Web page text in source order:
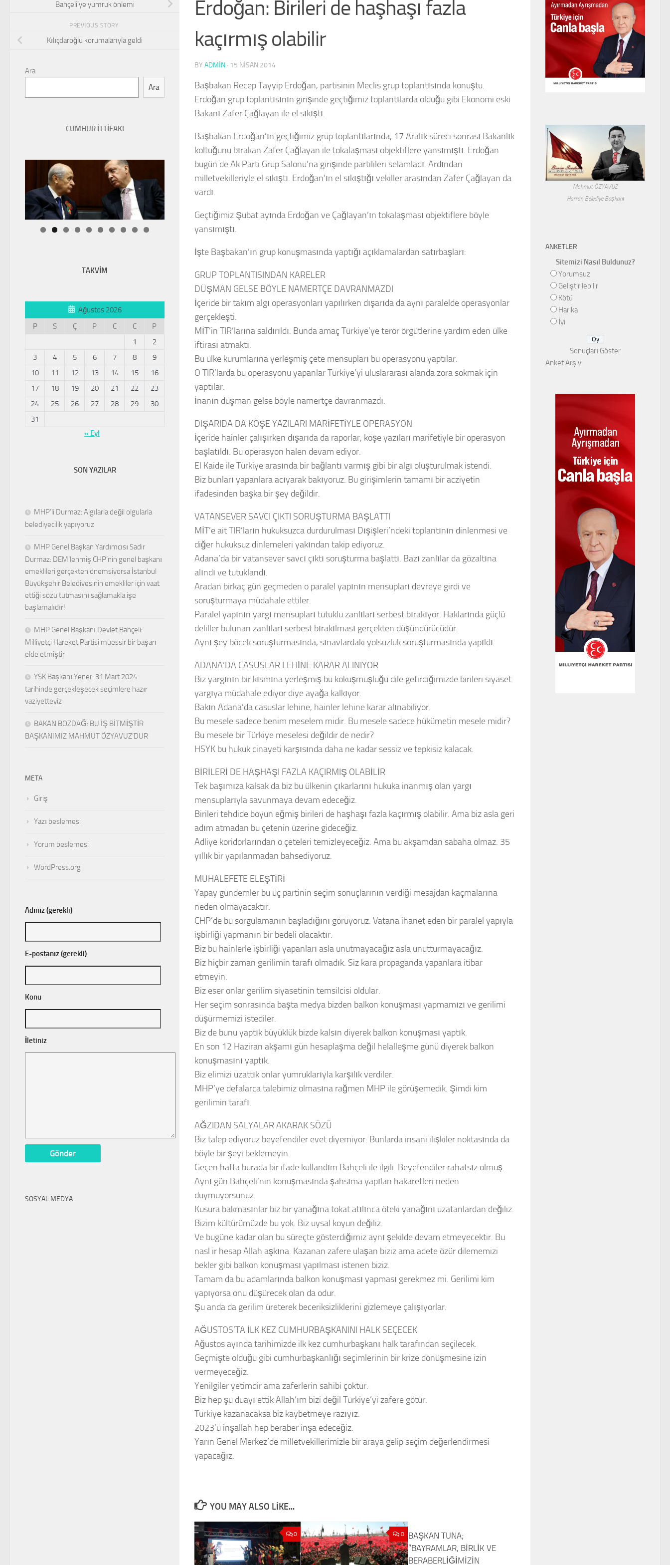
Erdoğan: Birileri de haşhaşı fazla
kaçırmış olabilir
BY ADMIN · 15 NISAN 2014
Başbakan Recep Tayyip Erdoğan, partisinin Meclis grup toplantısında konuştu.
Erdoğan grup toplantısının girişinde geçtiğimiz toplantılarda olduğu gibi Ekonomi eski
Bakanı Zafer Çağlayan ile el sıkıştı.
Başbakan Erdoğan’ın geçtiğimiz grup toplantılarında, 17 Aralık süreci sonrası Bakanlık
koltuğunu bırakan Zafer Çağlayan ile tokalaşması objektiflere yansımıştı. Erdoğan
bugün de Ak Parti Grup Salonu’na girişinde partilileri selamladı. Ardından
milletvekilleriyle el sıkıştı. Erdoğan’ın el sıkıştığı vekiller arasından Zafer Çağlayan da
vardı.
Geçtiğimiz Şubat ayında Erdoğan ve Çağlayan’ın tokalaşması objektiflere böyle
yansımıştı.
İşte Başbakan’ın grup konuşmasında yaptığı açıklamalardan satırbaşları:
GRUP TOPLANTISINDAN KARELER
DÜŞMAN GELSE BÖYLE NAMERTÇE DAVRANMAZDI
İçeride bir takım algı operasyonları yapılırken dışarıda da aynı paralelde operasyonlar
gerçekleşti.
MİT’in TIR’larına saldırıldı. Bunda amaç Türkiye’ye terör örgütlerine yardım eden ülke
iftirası atmaktı.
Bu ülke kurumlarına yerleşmiş çete mensupları bu operasyonu yaptılar.
O TIR’larda bu operasyonu yapanlar Türkiye’yi uluslararası alanda zora sokmak için
yaptılar.
İnanın düşman gelse böyle namertçe davranmazdı.
DIŞARIDA DA KÖŞE YAZILARI MARİFETİYLE OPERASYON
İçeride hainler çalışırken dışarıda da raporlar, köşe yazıları marifetiyle bir operasyon
başlatıldı. Bu operasyon halen devam ediyor.
El Kaide ile Türkiye arasında bir bağlantı varmış gibi bir algı oluşturulmak istendi.
Biz bunları yapanlara acıyarak bakıyoruz. Bu girişimlerin tamamı bir acziyetin
ifadesinden başka bir şey değildir.
VATANSEVER SAVCI ÇIKTI SORUŞTURMA BAŞLATTI
MİT’e ait TIR’ların hukuksuzca durdurulması Dışişleri’ndeki toplantının dinlenmesi ve
diğer hukuksuz dinlemeleri yakından takip ediyoruz.
Adana’da bir vatansever savcı çıktı soruşturma başlattı. Bazı zanlılar da gözaltına
alındı ve tutuklandı.
Aradan birkaç gün geçmeden o paralel yapının mensupları devreye girdi ve
soruşturmaya müdahale ettiler.
Paralel yapının yargı mensupları tutuklu zanlıları serbest bırakıyor. Haklarında güçlü
deliller bulunan zanlıları serbest bırakılması gerçekten düşündürücüdür.
Aynı şey böcek soruşturmasında, sınavlardaki yolsuzluk soruşturmasında yapıldı.
ADANA’DA CASUSLAR LEHİNE KARAR ALINIYOR
Biz yargının bir kısmına yerleşmiş bu kokuşmuşluğu dile getirdiğimizde birileri siyaset
yargıya müdahale ediyor diye ayağa kalkıyor.
Bakın Adana’da casuslar lehine, hainler lehine karar alınabiliyor.
Bu mesele sadece benim meselem midir. Bu mesele sadece hükümetin mesele midir?
Bu mesele bir Türkiye meselesi değildir de nedir?
HSYK bu hukuk cinayeti karşısında daha ne kadar sessiz ve tepkisiz kalacak.
BİRİLERİ DE HAŞHAŞI FAZLA KAÇIRMIŞ OLABİLİR
Tek başımıza kalsak da biz bu ülkenin çıkarlarını hukuka inanmış olan yargı
mensuplarıyla savunmaya devam edeceğiz.
Birileri tehdide boyun eğmiş birileri de haşhaşı fazla kaçırmış olabilir. Ama biz asla geri
adım atmadan bu çetenin üzerine gideceğiz.
Adliye koridorlarından o çeteleri temizleyeceğiz. Ama bu akşamdan sabaha olmaz. 35
yıllık bir yapılanmadan bahsediyoruz.
MUHALEFETE ELEŞTİRİ
Yapay gündemler bu üç partinin seçim sonuçlarının verdiği mesajdan kaçmalarına
neden olmayacaktır.
CHP’de bu sorgulamanın başladığını görüyoruz. Vatana ihanet eden bir paralel yapıyla
işbirliği yapmanın bir bedeli olacaktır.
Biz bu hainlerle işbirliği yapanları asla unutmayacağız asla unutturmayacağız.
Biz hiçbir zaman gerilimin tarafı olmadık. Siz kara propaganda yapanlara itibar
etmeyin.
Biz eser onlar gerilim siyasetinin temsilcisi oldular.
Her seçim sonrasında başta medya bizden balkon konuşması yapmamızı ve gerilimi
düşürmemizi istediler.
Biz de bunu yaptık büyüklük bizde kalsın diyerek balkon konuşması yaptık.
En son 12 Haziran akşamı gün hesaplaşma değil helalleşme günü diyerek balkon
konuşmasını yaptık.
Biz elimizi uzattık onlar yumruklarıyla karşılık verdiler.
MHP’ye defalarca talebimiz olmasına rağmen MHP ile görüşemedik. Şimdi kim
gerilimin tarafı.
AĞZIDAN SALYALAR AKARAK SÖZÜ
Biz talep ediyoruz beyefendiler evet diyemiyor. Bunlarda insani ilişkiler noktasında da
böyle bir şeyi beklemeyin.
Geçen hafta burada bir ifade kullandım Bahçeli ile ilgili. Beyefendiler rahatsız olmuş.
Aynı gün Bahçeli’nin konuşmasında şahsıma yapılan hakaretleri neden
duymuyorsunuz.
Kusura bakmasınlar biz bir yanağına tokat atılınca öteki yanağını uzatanlardan değiliz.
Bizim kültürümüzde bu yok. Biz uysal koyun değiliz.
Ve bugüne kadar olan bu süreçte gösterdiğimiz aynı şekilde devam etmeyecektir. Bu
nasl ir hesap Allah aşkına. Kazanan zafere ulaşan biziz ama adete özür dilememizi
bekler gibi balkon konuşması yapılması istenen biziz.
Tamam da bu adamlarında balkon konuşması yapması gerekmez mi. Gerilimi kim
yapıyorsa onu düşürecek olan da odur.
Şu anda da gerilim üreterek beceriksizliklerini gizlemeye çalışıyorlar.
AĞUSTOS’TA İLK KEZ CUMHURBAŞKANINI HALK SEÇECEK
Ağustos ayında tarihimizde ilk kez cumhurbaşkanı halk tarafından seçilecek.
Geçmişte olduğu gibi cumhurbaşkanlığı seçimlerinin bir krize dönüşmesine izin
vermeyeceğiz.
Yenilgiler yetimdir ama zaferlerin sahibi çoktur.
Biz hep şu duayı ettik Allah’ım bizi değil Türkiye’yi zafere götür.
Türkiye kazanacaksa biz kaybetmeye razıyız.
2023’ü inşallah hep beraber inşa edeceğiz.
Yarın Genel Merkez’de milletvekillerimizle bir araya gelip seçim değerlendirmesi
yapacağız.
YOU MAY ALSO LIKE...
0 0
BAŞKAN TUNA;
“BAYRAMLAR, BİRLİK VE
BERABERLİĞİMİZİN
Bahçeli’ye yumruk önlemi
PREVIOUS STORY
Kılıçdaroğlu korumalarıyla geldi
Ara
Ara
CUMHUR İTTİFAKI
TAKVİM
Ağustos 2026
P
S Ç P C C
P
1
2
3
4 5 6 7 8
9
10
11 12 13 14 15
16
17
18 19 20 21 22
23
24
25 26 27 28 29
30
31
« Eyl
SON YAZILAR
MHP’li Durmaz: Algılarla değil olgularla
belediyecilik yapıyoruz
MHP Genel Başkan Yardımcısı Sadir
Durmaz: DEM’lenmiş CHP’nin genel başkanı
emeklileri gerçekten önemsiyorsa İstanbul
Büyükşehir Belediyesinin emekliler için vaat
ettiği sözü tutmasını sağlamakla işe
başlamalıdır!
MHP Genel Başkanı Devlet Bahçeli:
Milliyetçi Hareket Partisi müessir bir başarı
elde etmiştir
YSK Başkanı Yener: 31 Mart 2024
tarihinde gerçekleşecek seçimlere hazır
vaziyetteyiz
BAKAN BOZDAĞ: BU İŞ BİTMİŞTİR
BAŞKANIMIZ MAHMUT ÖZYAVUZ’DUR
META
Giriş
Yazı beslemesi
Yorum beslemesi
WordPress.org
Adınız (gerekli)
E-postanız (gerekli)
Konu
İletiniz
SOSYAL MEDYA
Mahmut ÖZYAVUZ
Harran Belediye Başkanı
ANKETLER
Sitemizi Nasıl Buldunuz?
Yorumsuz
Geliştirilebilir
Kötü
Harika
İyi
Sonuçları Göster
Anket Arşivi